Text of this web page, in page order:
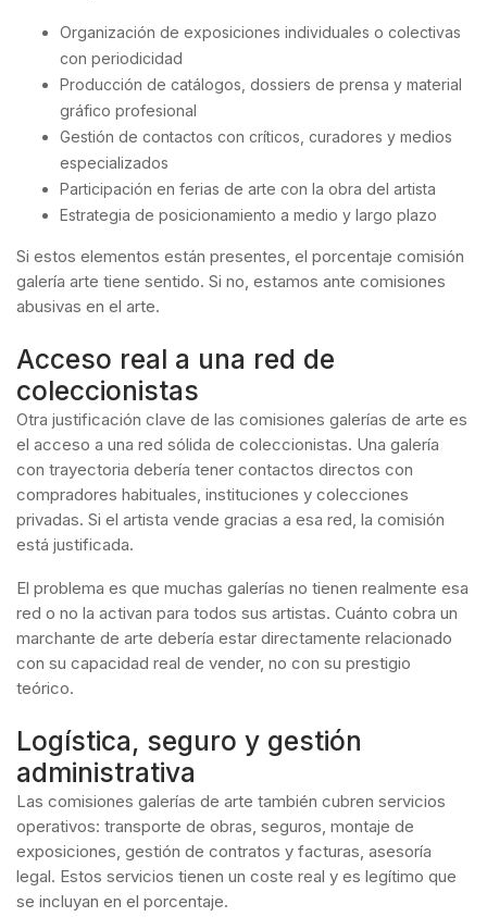
Organización de exposiciones individuales o colectivas
con periodicidad
Producción de catálogos, dossiers de prensa y material
gráfico profesional
Gestión de contactos con críticos, curadores y medios
especializados
Participación en ferias de arte con la obra del artista
Estrategia de posicionamiento a medio y largo plazo
Si estos elementos están presentes, el porcentaje comisión
galería arte tiene sentido. Si no, estamos ante comisiones
abusivas en el arte.
Acceso real a una red de
coleccionistas
Otra justificación clave de las comisiones galerías de arte es
el acceso a una red sólida de coleccionistas. Una galería
con trayectoria debería tener contactos directos con
compradores habituales, instituciones y colecciones
privadas. Si el artista vende gracias a esa red, la comisión
está justificada.
El problema es que muchas galerías no tienen realmente esa
red o no la activan para todos sus artistas. Cuánto cobra un
marchante de arte debería estar directamente relacionado
con su capacidad real de vender, no con su prestigio
teórico.
Logística, seguro y gestión
administrativa
Las comisiones galerías de arte también cubren servicios
operativos: transporte de obras, seguros, montaje de
exposiciones, gestión de contratos y facturas, asesoría
legal. Estos servicios tienen un coste real y es legítimo que
se incluyan en el porcentaje.